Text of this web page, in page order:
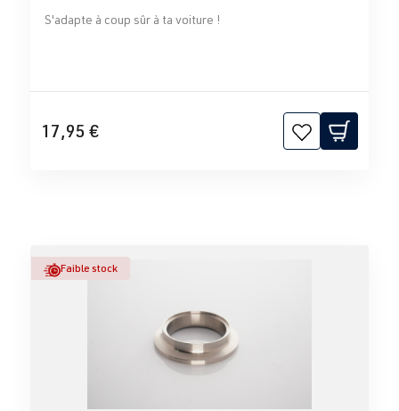
S'adapte à coup sûr à ta voiture !
17,95 €
Faible stock